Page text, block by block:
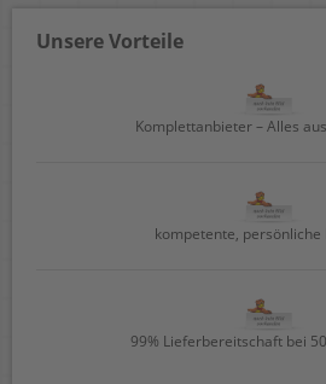
Unsere Vorteile
Komplettanbieter – Alles
kompetente, persönliche
99% Lieferbereitschaft bei